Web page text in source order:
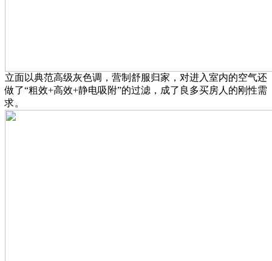
立面以典范高级灰色调，营制舒服归家，对进入室内的空气还
做了“粗效+高效+静电吸附”的过滤，成了良多买房人的刚性需
求。